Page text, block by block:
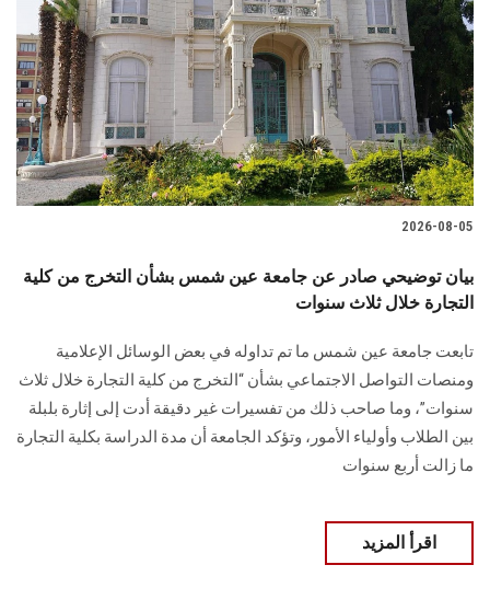
2026-08-05
بيان توضيحي صادر عن جامعة عين شمس بشأن التخرج من كلية
التجارة خلال ثلاث سنوات
تابعت جامعة عين شمس ما تم تداوله في بعض الوسائل الإعلامية
ومنصات التواصل الاجتماعي بشأن “التخرج من كلية التجارة خلال ثلاث
سنوات”، وما صاحب ذلك من تفسيرات غير دقيقة أدت إلى إثارة بلبلة
بين الطلاب وأولياء الأمور، وتؤكد الجامعة أن مدة الدراسة بكلية التجارة
ما زالت أربع سنوات
اقرأ المزيد